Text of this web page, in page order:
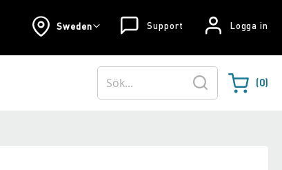
Logga in
Support
Sweden
Varukorgen
0
Sök